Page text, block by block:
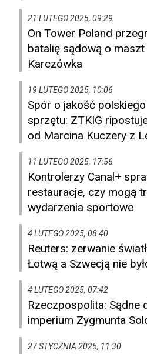
21 LUTEGO 2025, 09:29
On Tower Poland
batalię sądową o
Karczówka
19 LUTEGO 2025, 10:06
Spór o jakość
sprzętu: ZTKIG
od Marcina Kuczery z
11 LUTEGO 2025, 17:56
Kontrolerzy Canal+
restauracje, czy mogą
wydarzenia sportowe
4 LUTEGO 2025, 08:40
Reuters: zerwanie
Łotwą a Szwecją nie
4 LUTEGO 2025, 07:42
Rzeczpospolita: Sądne
imperium Zygmunta
27 STYCZNIA 2025, 11:30